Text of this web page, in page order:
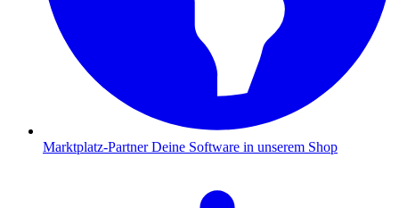
Marktplatz-Partner Deine Software in unserem Shop